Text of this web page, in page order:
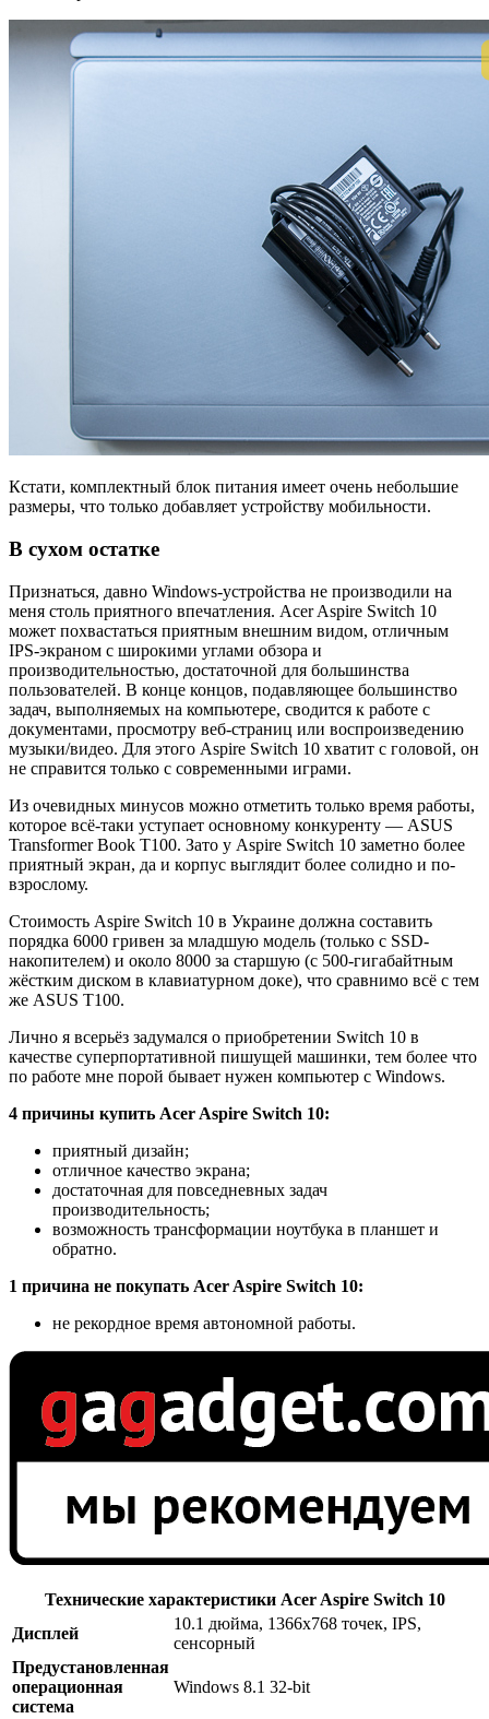
Кстати, комплектный блок питания имеет очень небольшие
размеры, что только добавляет устройству мобильности.
В сухом остатке
Признаться, давно Windows-устройства не производили на
меня столь приятного впечатления. Acer Aspire Switch 10
может похвастаться приятным внешним видом, отличным
IPS-экраном с широкими углами обзора и
производительностью, достаточной для большинства
пользователей. В конце концов, подавляющее большинство
задач, выполняемых на компьютере, сводится к работе с
документами, просмотру веб-страниц или воспроизведению
музыки/видео. Для этого Aspire Switch 10 хватит с головой, он
не справится только с современными играми.
Из очевидных минусов можно отметить только время работы,
которое всё-таки уступает основному конкуренту — ASUS
Transformer Book T100. Зато у Aspire Switch 10 заметно более
приятный экран, да и корпус выглядит более солидно и по-
взрослому.
Стоимость Aspire Switch 10 в Украине должна составить
порядка 6000 гривен за младшую модель (только с SSD-
накопителем) и около 8000 за старшую (с 500-гигабайтным
жёстким диском в клавиатурном доке), что сравнимо всё с тем
же ASUS T100.
Лично я всерьёз задумался о приобретении Switch 10 в
качестве суперпортативной пишущей машинки, тем более что
по работе мне порой бывает нужен компьютер с Windows.
4 причины купить Acer Aspire Switch 10:
приятный дизайн;
отличное качество экрана;
достаточная для повседневных задач
производительность;
возможность трансформации ноутбука в планшет и
обратно.
1 причина не покупать Acer Aspire Switch 10:
не рекордное время автономной работы.
Технические характеристики Acer Aspire Switch 10
Дисплей
10.1 дюйма, 1366х768 точек, IPS,
сенсорный
Предустановленная
операционная
система
Windows 8.1 32-bit